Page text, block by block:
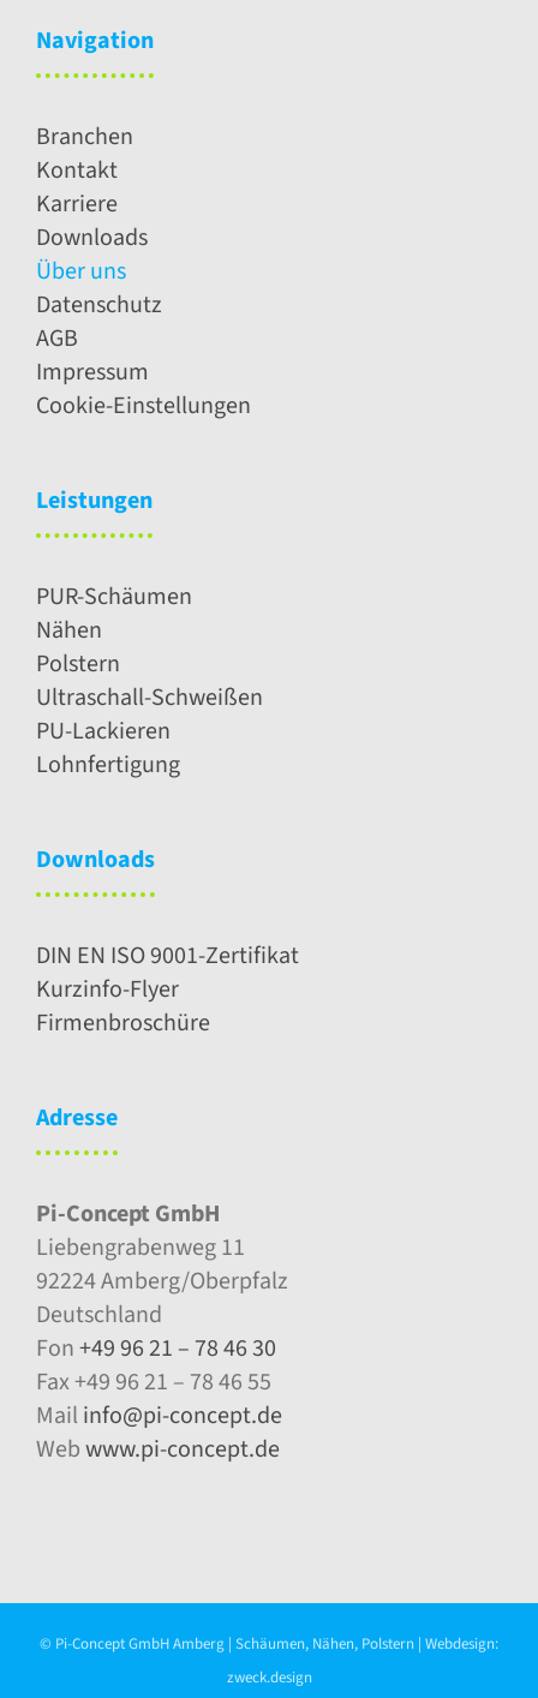
Navigation
Branchen
Kontakt
Karriere
Downloads
Über uns
Datenschutz
AGB
Impressum
Cookie-Einstellungen
Leistungen
PUR-Schäumen
Nähen
Polstern
Ultraschall-Schweißen
PU-Lackieren
Lohnfertigung
Downloads
DIN EN ISO 9001-Zertifikat
Kurzinfo-Flyer
Firmenbroschüre
Adresse
Pi-Concept GmbH
Liebengrabenweg 11
92224 Amberg/Oberpfalz
Deutschland
Fon+49 96 21 – 78 46 30
Fax +49 96 21 – 78 46 55
Mailinfo@pi-concept.de
Webwww.pi-concept.de
© Pi-Concept GmbH Amberg | Schäumen, Nähen, Polstern | Webdesign:
zweck.design